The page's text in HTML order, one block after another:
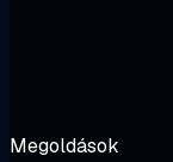
Megoldások